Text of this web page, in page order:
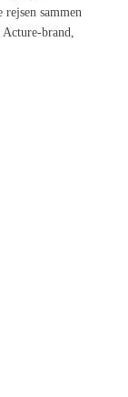
sammen
brand,